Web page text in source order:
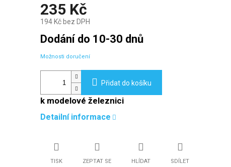
235 Kč
194 Kč bez DPH
Měrná
cena:
Dodání do 10-30 dnů
Možnosti doručení
Přidat do košíku
k modelové železnici
Detailní informace
TISK ZEPTAT SE HLÍDAT SDÍLET